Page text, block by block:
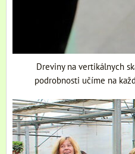
Dreviny na vertikálnych
podrobnosti učíme na